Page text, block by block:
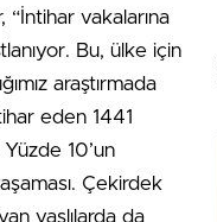
“İntihar vakalarına
Bu, ülke için
araştırmada
eden 1441
10’un
Çekirdek
yaşlılarda da